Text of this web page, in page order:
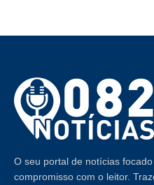
O seu portal de notícias
compromisso com o leitor.